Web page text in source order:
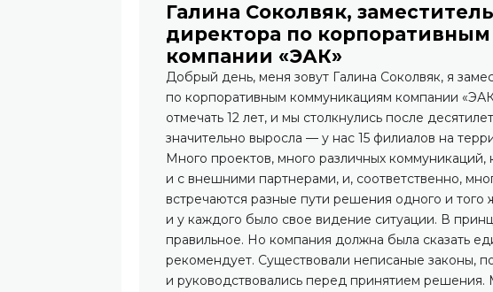
Галина Соколвяк,
директора по
компании «ЭАК»
Добрый день, меня зовут Галина Соколвяк, я
по корпоративным коммуникациям компании
отмечать 12 лет, и мы столкнулись после
значительно выросла — у нас 15 филиалов на
Много проектов, много различных коммуникаций,
и с внешними партнерами, и, соответственно,
встречаются разные пути решения одного и
и у каждого было свое видение ситуации. В
правильное. Но компания должна была сказать
рекомендует. Существовали неписаные законы,
и руководствовались перед принятием